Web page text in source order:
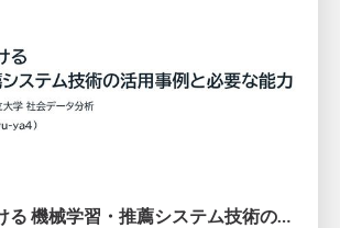
事業会社における 機械学習・推薦システム技術の活用事例と必要な能力 / ml-recsys-in-layerx-wantedly-2026